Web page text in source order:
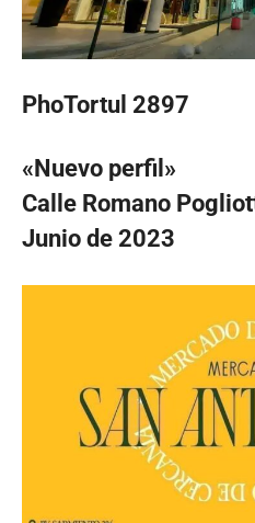
PhoTortul 2897
«Nuevo perfil»
Calle Romano
Junio de 2023